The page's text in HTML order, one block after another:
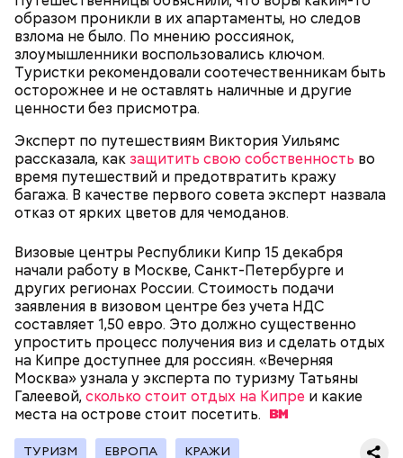
образом проникли в их апартаменты, но следов
взлома не было. По мнению россиянок,
злоумышленники воспользовались ключом.
Туристки рекомендовали соотечественникам быть
осторожнее и не оставлять наличные и другие
ценности без присмотра.
Эксперт по путешествиям Виктория Уильямс
рассказала, какзащитить свою собственность во
время путешествий и предотвратить кражу
багажа. В качестве первого совета эксперт назвала
отказ от ярких цветов для чемоданов.
Визовые центры Республики Кипр 15 декабря
начали работу в Москве, Санкт-Петербурге и
других регионах России. Стоимость подачи
заявления в визовом центре без учета НДС
составляет 1,50 евро. Это должно существенно
упростить процесс получения виз и сделать отдых
на Кипре доступнее для россиян. «Вечерняя
Москва» узнала у эксперта по туризму Татьяны
Галеевой, сколько стоит отдых на Кипре и какие
места на острове стоит посетить.
ТУРИЗМ ЕВРОПА КРАЖИ
Международный день бесконечности придумал
американский философ Жан-Пьер Ади Феньо в
1987 году. Так как цифра восемь похожа на знак
День «Счастье случается»
— Кабачки нужно натереть длинными слайсами
похожими на спагетти, и уложить в противень.
Противень ставится в духовку, разогретую до 180–
190 градусов. Спагетти из кабачка нужно запекать
25–30 минут.